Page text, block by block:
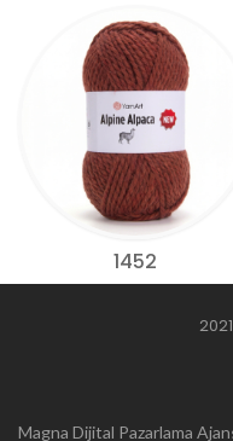
1452
Web
Magna Dijital Pazarlama